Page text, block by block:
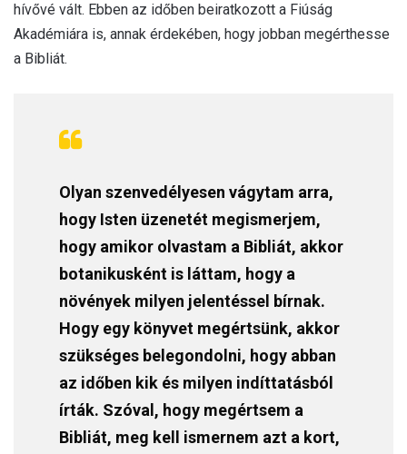
hívővé vált. Ebben az időben beiratkozott a Fiúság
Akadémiára is, annak érdekében, hogy jobban megérthesse
a Bibliát.
Olyan szenvedélyesen vágytam arra,
hogy Isten üzenetét megismerjem,
hogy amikor olvastam a Bibliát, akkor
botanikusként is láttam, hogy a
növények milyen jelentéssel bírnak.
Hogy egy könyvet megértsünk, akkor
szükséges belegondolni, hogy abban
az időben kik és milyen indíttatásból
írták. Szóval, hogy megértsem a
Bibliát, meg kell ismernem azt a kort,